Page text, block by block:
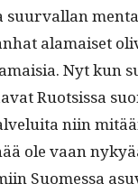
suur­val­lan
ala­maiset
Nyt kun
Ruot­sis­sa
niin
ole vaan
Suomes­sa